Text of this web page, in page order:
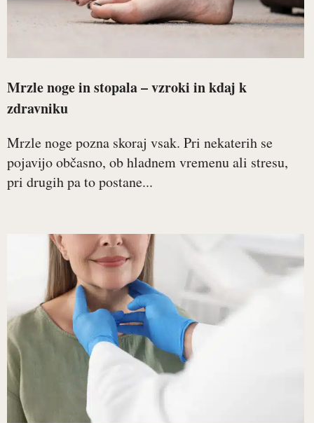
Mrzle noge in stopala – vzroki in kdaj k
zdravniku
Mrzle noge pozna skoraj vsak. Pri nekaterih se
pojavijo občasno, ob hladnem vremenu ali stresu,
pri drugih pa to postane...